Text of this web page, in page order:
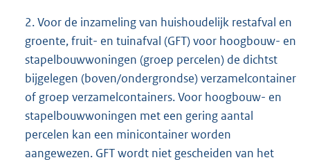
2. Voor de inzameling van huishoudelijk restafval en
groente, fruit- en tuinafval (GFT) voor hoogbouw- en
stapelbouwwoningen (groep percelen) de dichtst
bijgelegen (boven/ondergrondse) verzamelcontainer
of groep verzamelcontainers. Voor hoogbouw- en
stapelbouwwoningen met een gering aantal
percelen kan een minicontainer worden
aangewezen. GFT wordt niet gescheiden van het